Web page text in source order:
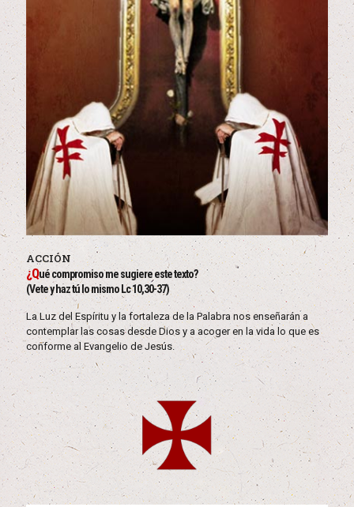
ACCIÓN
¿Qué compromiso me sugiere este texto?
(Vete y haz tú lo mismo Lc 10,30-37)
La Luz del Espíritu y la fortaleza de la Palabra nos enseñarán a
contemplar las cosas desde Dios y a acoger en la vida lo que es
conforme al Evangelio de Jesús.